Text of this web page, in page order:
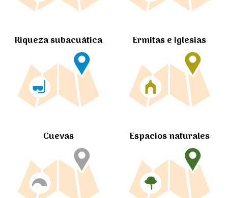
Riqueza subacuática Ermitas e iglesias
Cuevas Espacios naturales